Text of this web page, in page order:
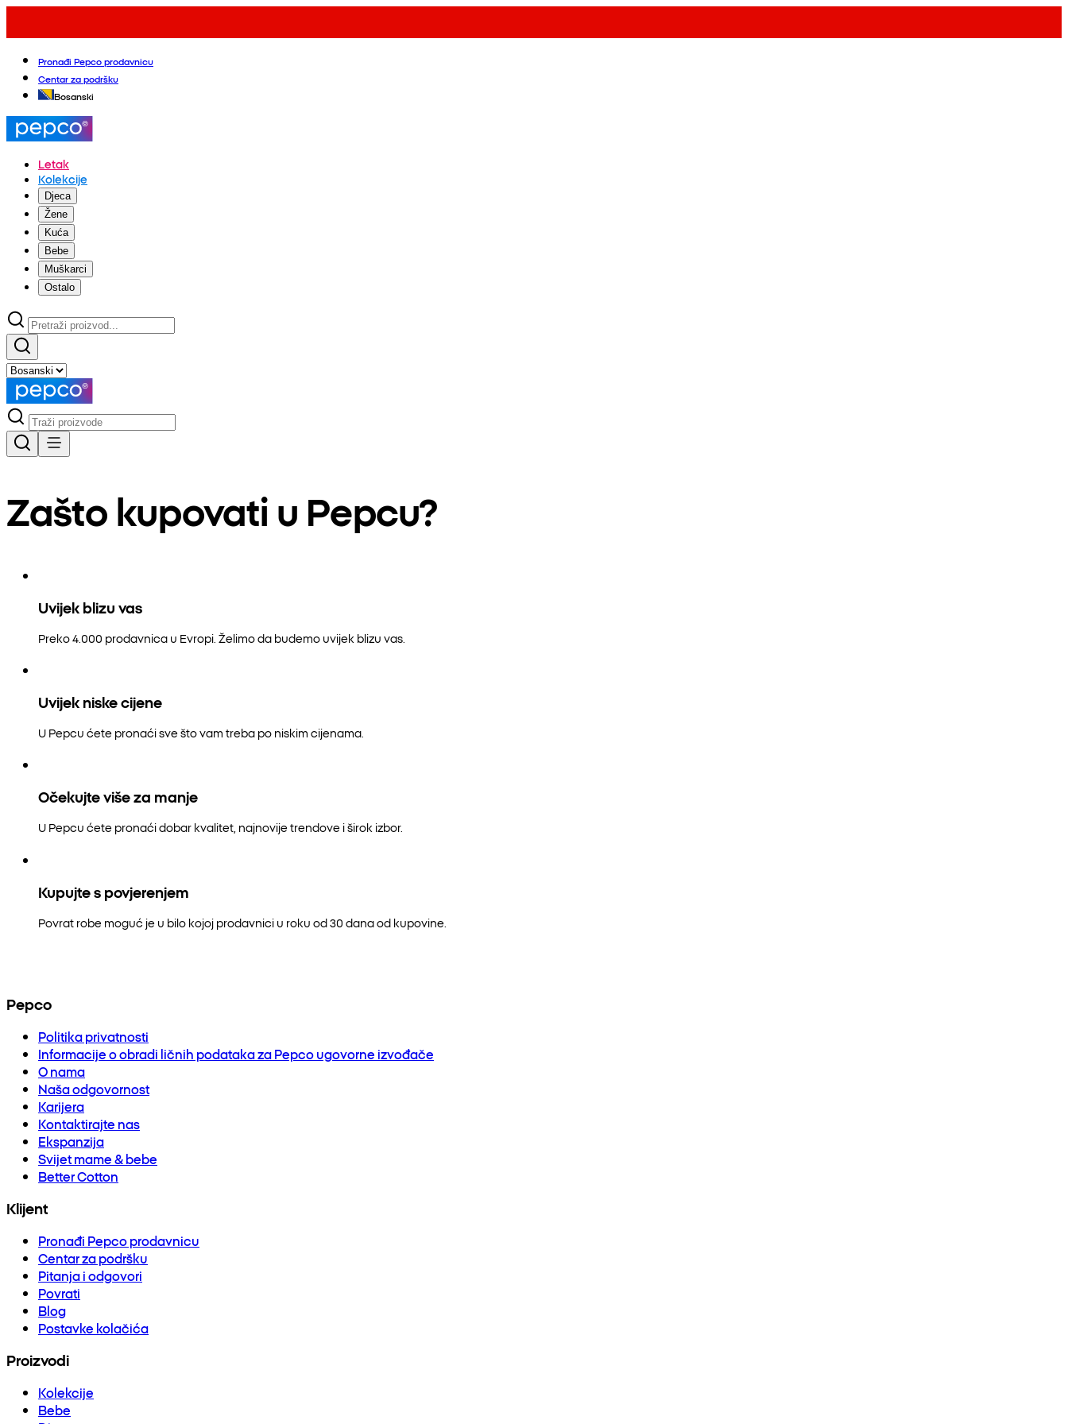
Pronađi Pepco prodavnicu
Centar za podršku
Bosanski
Letak
Kolekcije
Djeca
Žene
Kuća
Bebe
Muškarci
Ostalo
Zašto kupovati u Pepcu?
Uvijek blizu vas
Preko 4.000 prodavnica u Evropi. Želimo da budemo uvijek blizu vas.
Uvijek niske cijene
U Pepcu ćete pronaći sve što vam treba po niskim cijenama.
Očekujte više za manje
U Pepcu ćete pronaći dobar kvalitet, najnovije trendove i širok izbor.
Kupujte s povjerenjem
Povrat robe moguć je u bilo kojoj prodavnici u roku od 30 dana od kupovine.
Pepco
Politika privatnosti
Informacije o obradi ličnih podataka za Pepco ugovorne izvođače
O nama
Naša odgovornost
Karijera
Kontaktirajte nas
Ekspanzija
Svijet mame & bebe
Better Cotton
Klijent
Pronađi Pepco prodavnicu
Centar za podršku
Pitanja i odgovori
Povrati
Blog
Postavke kolačića
Proizvodi
Kolekcije
Bebe